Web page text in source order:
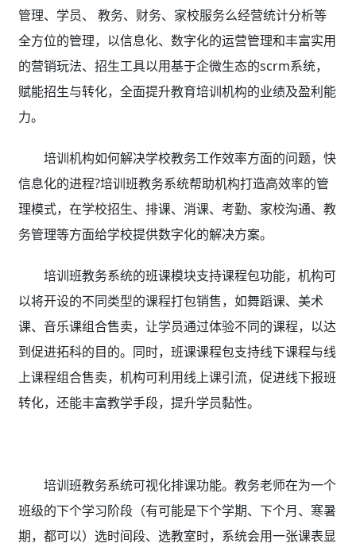
管理、学员、 教务、财务、家校服务么经营统计分析等
全方位的管理，以信息化、数字化的运营管理和丰富实用
的营销玩法、招生工具以用基于企微生态的scrm系统，
赋能招生与转化，全面提升教育培训机构的业绩及盈利能
力。
培训机构如何解决学校教务工作效率方面的问题，快
信息化的进程?培训班教务系统帮助机构打造高效率的管
理模式，在学校招生、排课、消课、考勤、家校沟通、教
务管理等方面给学校提供数字化的解决方案。
培训班教务系统的班课模块支持课程包功能，机构可
以将开设的不同类型的课程打包销售，如舞蹈课、美术
课、音乐课组合售卖，让学员通过体验不同的课程，以达
到促进拓科的目的。同时，班课课程包支持线下课程与线
上课程组合售卖，机构可利用线上课引流，促进线下报班
转化，还能丰富教学手段，提升学员黏性。
培训班教务系统可视化排课功能。教务老师在为一个
班级的下个学习阶段（有可能是下个学期、下个月、寒暑
期，都可以）选时间段、选教室时，系统会用一张课表显